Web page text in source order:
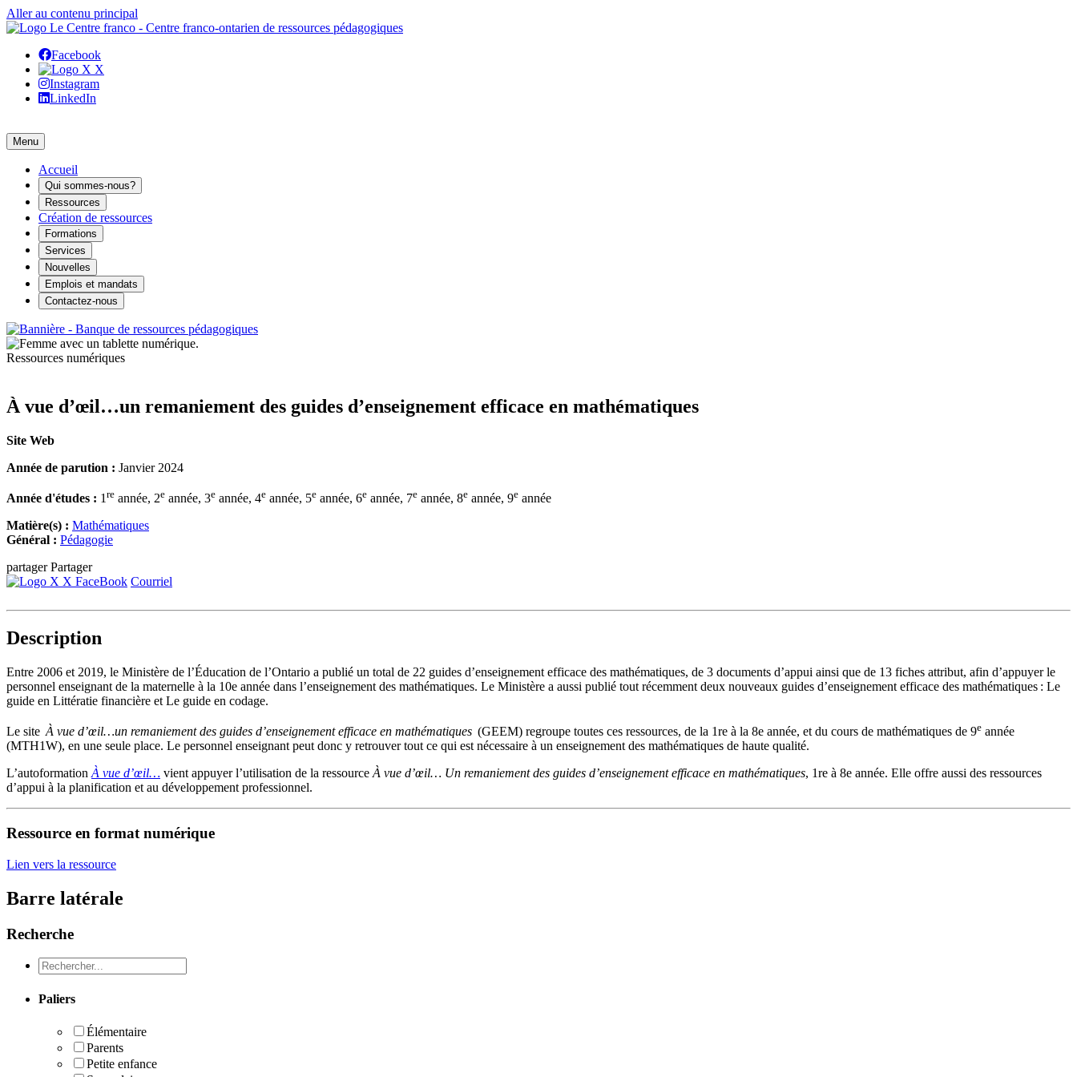
Aller au contenu principal
Facebook
X
Instagram
LinkedIn
Menu
Accueil
Qui sommes-nous?
Ressources
Création de ressources
Formations
Services
Nouvelles
Emplois et mandats
Contactez-nous
Ressources numériques
À vue d’œil…un remaniement des guides d’enseignement efficace en mathématiques
Site Web
Année de parution : Janvier 2024
Année d'études : 1 re année, 2e année, 3e année, 4e année, 5e année, 6e année, 7e année, 8e année, 9e année
Matière(s) : Mathématiques
Général : Pédagogie
partagerPartager
X FaceBook Courriel
Description
Entre 2006 et 2019, le Ministère de l’Éducation de l’Ontario a publié un total de 22 guides d’enseignement efficace des mathématiques, de 3 documents d’appui ainsi que de 13 fiches attribut, afin d’appuyer le
personnel enseignant de la maternelle à la 10e année dans l’enseignement des mathématiques. Le Ministère a aussi publié tout récemment deux nouveaux guides d’enseignement efficace des mathématiques : Le
guide en Littératie financière et Le guide en codage.
Le site À vue d’œil…un remaniement des guides d’enseignement efficace en mathématiques (GEEM) regroupe toutes ces ressources, de la 1re à la 8e année, et du cours de mathématiques de 9e année
(MTH1W), en une seule place. Le personnel enseignant peut donc y retrouver tout ce qui est nécessaire à un enseignement des mathématiques de haute qualité.
L’autoformation À vue d’œil… vient appuyer l’utilisation de la ressource À vue d’œil… Un remaniement des guides d’enseignement efficace en mathématiques, 1re à 8e année. Elle offre aussi des ressources
d’appui à la planification et au développement professionnel.
Ressource en format numérique
Lien vers la ressource
Barre latérale
Recherche
Recheche
Paliers
Élémentaire
Parents
Petite enfance